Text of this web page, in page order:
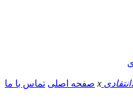
x صفحه اصلی تماس با ما